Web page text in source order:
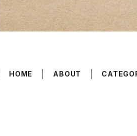
HOME ABOUT